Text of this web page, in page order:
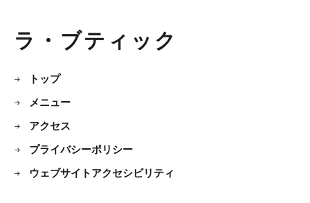
ラ・ブティック
トップ
メニュー
アクセス
プライバシーポリシー
ウェブサイトアクセシビリティ